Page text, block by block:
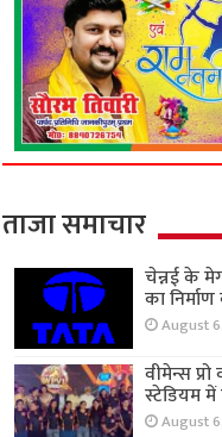
ताजा समाचार
चेन्नई के
का
August
वीमेन्स
स्टेडियम में
August